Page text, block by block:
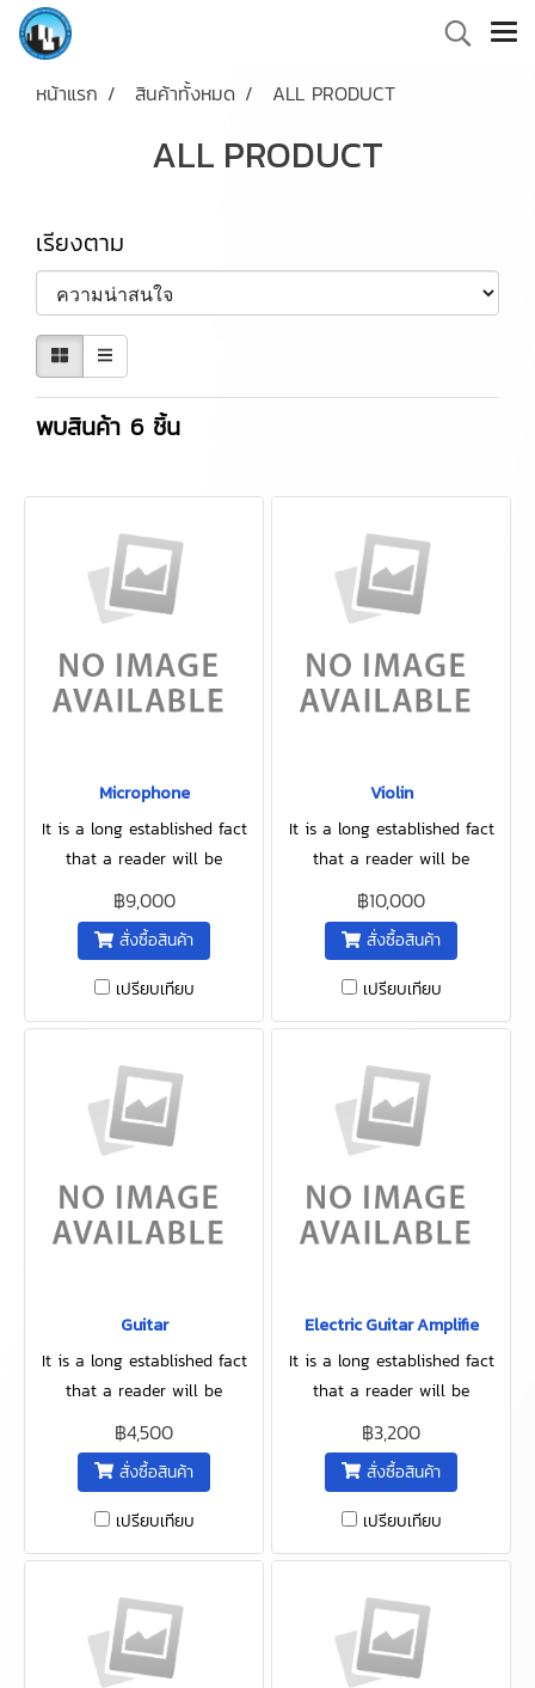
หน้าแรก สินค้าทั้งหมด ALL PRODUCT
ALL PRODUCT
เรียงตาม
พบสินค้า 6 ชิ้น
Microphone
It is a long established fact
that a reader will be
distracted by the readable
content of a page when
looking.
฿9,000
สั่งซื้อสินค้า
เปรียบเทียบ
Violin
It is a long established fact
that a reader will be
distracted by the readable
content of a page when
looking.
฿10,000
สั่งซื้อสินค้า
เปรียบเทียบ
Guitar
It is a long established fact
that a reader will be
distracted by the readable
content of a page when
looking.
฿4,500
สั่งซื้อสินค้า
เปรียบเทียบ
Electric Guitar Amplifie
It is a long established fact
that a reader will be
distracted by the readable
content of a page when
looking.
฿3,200
สั่งซื้อสินค้า
เปรียบเทียบ